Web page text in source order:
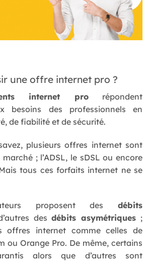
une offre internet pro ?
internet prorépondent
besoins des professionnels en
de fiabilité et de sécurité.
plusieurs offres internet sont
; l’ADSL, le sDSL ou encore
tous ces forfaits internet ne se
proposent des débits
desdébits asymétriques ;
offres internet comme celles de
ou Orange Pro. De même, certains
alors que d’autres sont